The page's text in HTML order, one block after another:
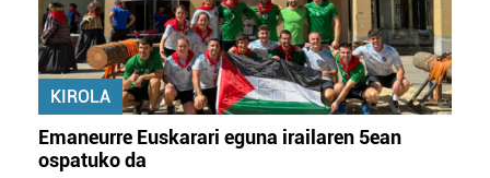
KIROLA
Emaneurre Euskarari eguna irailaren 5ean
ospatuko da